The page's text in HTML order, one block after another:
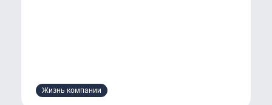
Жизнь компании